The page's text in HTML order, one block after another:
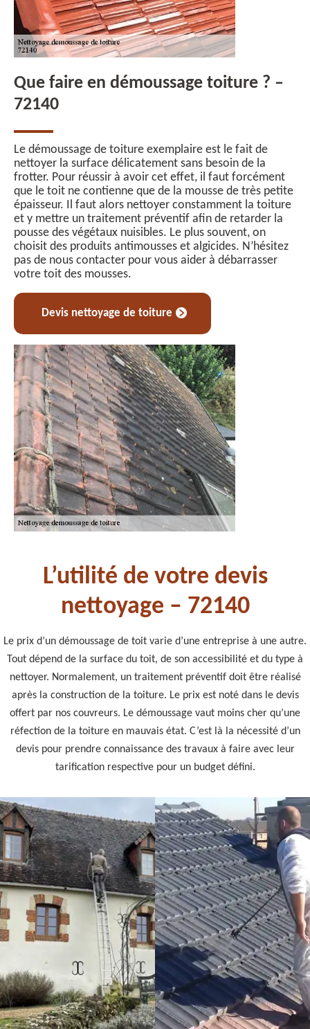
Que faire en démoussage toiture ? –
72140
Le démoussage de toiture exemplaire est le fait de
nettoyer la surface délicatement sans besoin de la
frotter. Pour réussir à avoir cet effet, il faut forcément
que le toit ne contienne que de la mousse de très petite
épaisseur. Il faut alors nettoyer constamment la toiture
et y mettre un traitement préventif afin de retarder la
pousse des végétaux nuisibles. Le plus souvent, on
choisit des produits antimousses et algicides. N’hésitez
pas de nous contacter pour vous aider à débarrasser
votre toit des mousses.
Devis nettoyage de toiture
L’utilité de votre devis
nettoyage – 72140
Le prix d’un démoussage de toit varie d’une entreprise à une autre.
Tout dépend de la surface du toit, de son accessibilité et du type à
nettoyer. Normalement, un traitement préventif doit être réalisé
après la construction de la toiture. Le prix est noté dans le devis
offert par nos couvreurs. Le démoussage vaut moins cher qu’une
réfection de la toiture en mauvais état. C’est là la nécessité d’un
devis pour prendre connaissance des travaux à faire avec leur
tarification respective pour un budget défini.